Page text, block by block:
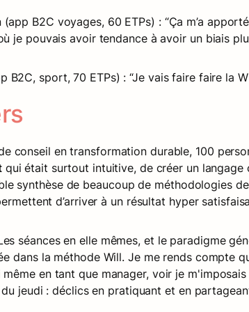
B2C voyages, 60 ETPs) : “Ça m’a
je pouvais avoir tendance à avoir un biais
sport, 70 ETPs) : “Je vais faire faire la
conseil en transformation durable, 100
qui était surtout intuitive, de créer un langage
synthèse de beaucoup de méthodologies
d’arriver à un résultat hyper
séances en elle mêmes, et le paradigme
dans la méthode Will. Je me rends compte
en tant que manager, voir je
jeudi : déclics en pratiquant et en